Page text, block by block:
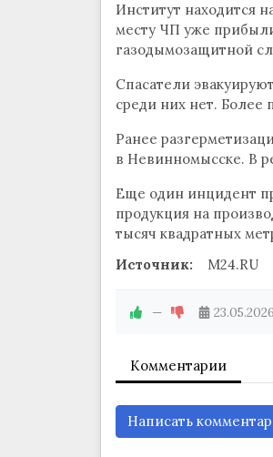
Институт находится
месту ЧП уже
газодымозащитной
Спасатели
среди них нет. Более
Ранее
в Невинномысске. В
Еще один инцидент
продукция на
тысяч квадратных
Источник:
M24.RU
— 23.05.2026
Комментарии
Написать